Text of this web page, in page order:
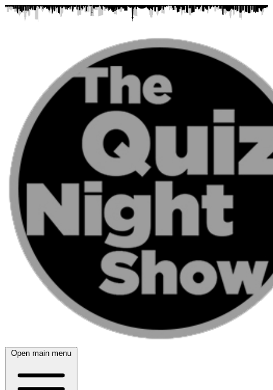
Open main menu